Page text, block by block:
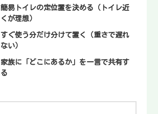
簡易トイレの定位置を決める（トイレ近
くが理想）
すぐ使う分だけ分けて置く（重さで遅れ
ない）
家族に「どこにあるか」を一言で共有す
る